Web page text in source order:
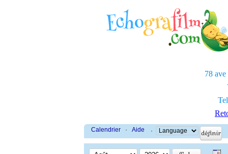
78 ave
Calendrier · Aide ·